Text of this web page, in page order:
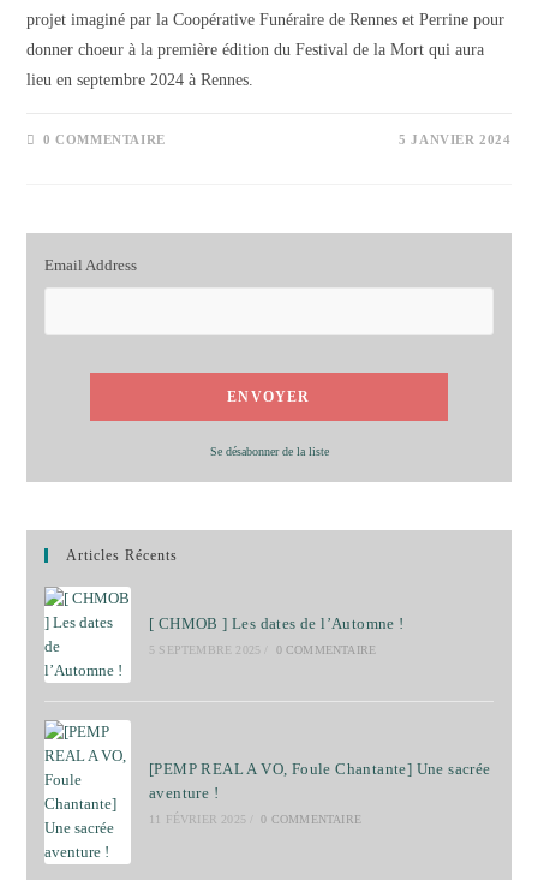
projet imaginé par la Coopérative Funéraire de Rennes et Perrine pour
donner choeur à la première édition du Festival de la Mort qui aura
lieu en septembre 2024 à Rennes.
0 COMMENTAIRE 5 JANVIER 2024
Email Address
Se désabonner de la liste
Articles Récents
[ CHMOB ] Les dates de l’Automne !
5 SEPTEMBRE 2025 0 COMMENTAIRE
[PEMP REAL A VO, Foule Chantante] Une sacrée
aventure !
11 FÉVRIER 2025 0 COMMENTAIRE